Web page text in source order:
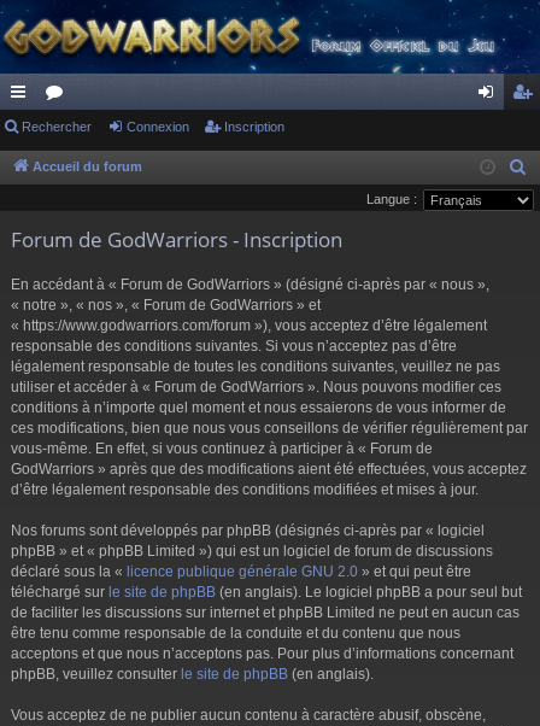
ac
co
ci
or
u
s
ne cri
pti
Rechercher Connexion Inscription
Accueil du forum
e
Langue :
Forum de GodWarriors - Inscription
En accédant à « Forum de GodWarriors » (désigné ci-après par « nous »,
« notre », « nos », « Forum de GodWarriors » et
« https://www.godwarriors.com/forum »), vous acceptez d’être légalement
responsable des conditions suivantes. Si vous n’acceptez pas d’être
légalement responsable de toutes les conditions suivantes, veuillez ne pas
utiliser et accéder à « Forum de GodWarriors ». Nous pouvons modifier ces
conditions à n’importe quel moment et nous essaierons de vous informer de
ces modifications, bien que nous vous conseillons de vérifier régulièrement par
vous-même. En effet, si vous continuez à participer à « Forum de
GodWarriors » après que des modifications aient été effectuées, vous acceptez
d’être légalement responsable des conditions modifiées et mises à jour.
Nos forums sont développés par phpBB (désignés ci-après par « logiciel
phpBB » et « phpBB Limited ») qui est un logiciel de forum de discussions
déclaré sous la « licence publique générale GNU 2.0 » et qui peut être
téléchargé sur le site de phpBB (en anglais). Le logiciel phpBB a pour seul but
de faciliter les discussions sur internet et phpBB Limited ne peut en aucun cas
être tenu comme responsable de la conduite et du contenu que nous
acceptons et que nous n’acceptons pas. Pour plus d’informations concernant
phpBB, veuillez consulter le site de phpBB (en anglais).
Vous acceptez de ne publier aucun contenu à caractère abusif, obscène,